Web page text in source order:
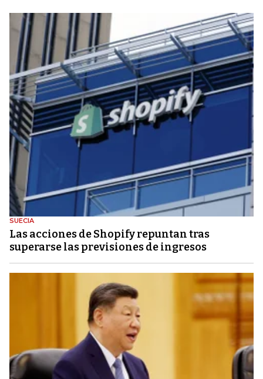
SUECIA
Las acciones de Shopify repuntan tras
superarse las previsiones de ingresos